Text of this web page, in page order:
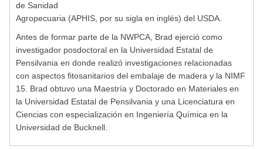
de Sanidad
Agropecuaria (APHIS, por su sigla en inglés) del USDA.
Antes de formar parte de la NWPCA, Brad ejerció como
investigador posdoctoral en la Universidad Estatal de
Pensilvania en donde realizó investigaciones relacionadas
con aspectos fitosanitarios del embalaje de madera y la NIMF
15. Brad obtuvo una Maestría y Doctorado en Materiales en
la Universidad Estatal de Pensilvania y una Licenciatura en
Ciencias con especialización en Ingeniería Química en la
Universidad de Bucknell.